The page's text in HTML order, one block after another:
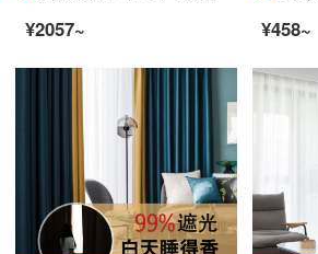
¥2057~
¥458~